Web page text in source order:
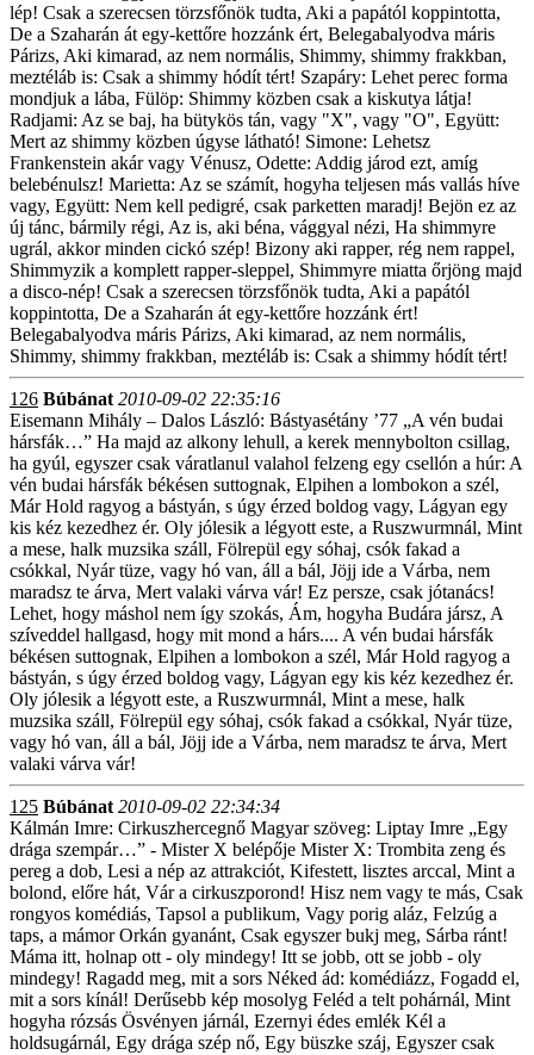
lép! Csak a szerecsen törzsfőnök tudta, Aki a papától koppintotta,
De a Szaharán át egy-kettőre hozzánk ért, Belegabalyodva máris
Párizs, Aki kimarad, az nem normális, Shimmy, shimmy frakkban,
meztéláb is: Csak a shimmy hódít tért! Szapáry: Lehet perec forma
mondjuk a lába, Fülöp: Shimmy közben csak a kiskutya látja!
Radjami: Az se baj, ha bütykös tán, vagy "X", vagy "O", Együtt:
Mert az shimmy közben úgyse látható! Simone: Lehetsz
Frankenstein akár vagy Vénusz, Odette: Addig járod ezt, amíg
belebénulsz! Marietta: Az se számít, hogyha teljesen más vallás híve
vagy, Együtt: Nem kell pedigré, csak parketten maradj! Bejön ez az
új tánc, bármily régi, Az is, aki béna, vággyal nézi, Ha shimmyre
ugrál, akkor minden cickó szép! Bizony aki rapper, rég nem rappel,
Shimmyzik a komplett rapper-sleppel, Shimmyre miatta őrjöng majd
a disco-nép! Csak a szerecsen törzsfőnök tudta, Aki a papától
koppintotta, De a Szaharán át egy-kettőre hozzánk ért!
Belegabalyodva máris Párizs, Aki kimarad, az nem normális,
Shimmy, shimmy frakkban, meztéláb is: Csak a shimmy hódít tért!
126 Búbánat 2010-09-02 22:35:16
Eisemann Mihály – Dalos László: Bástyasétány ’77 „A vén budai
hársfák…” Ha majd az alkony lehull, a kerek mennybolton csillag,
ha gyúl, egyszer csak váratlanul valahol felzeng egy csellón a húr: A
vén budai hársfák békésen suttognak, Elpihen a lombokon a szél,
Már Hold ragyog a bástyán, s úgy érzed boldog vagy, Lágyan egy
kis kéz kezedhez ér. Oly jólesik a légyott este, a Ruszwurmnál, Mint
a mese, halk muzsika száll, Fölrepül egy sóhaj, csók fakad a
csókkal, Nyár tüze, vagy hó van, áll a bál, Jöjj ide a Várba, nem
maradsz te árva, Mert valaki várva vár! Ez persze, csak jótanács!
Lehet, hogy máshol nem így szokás, Ám, hogyha Budára jársz, A
szíveddel hallgasd, hogy mit mond a hárs.... A vén budai hársfák
békésen suttognak, Elpihen a lombokon a szél, Már Hold ragyog a
bástyán, s úgy érzed boldog vagy, Lágyan egy kis kéz kezedhez ér.
Oly jólesik a légyott este, a Ruszwurmnál, Mint a mese, halk
muzsika száll, Fölrepül egy sóhaj, csók fakad a csókkal, Nyár tüze,
vagy hó van, áll a bál, Jöjj ide a Várba, nem maradsz te árva, Mert
valaki várva vár!
125 Búbánat 2010-09-02 22:34:34
Kálmán Imre: Cirkuszhercegnő Magyar szöveg: Liptay Imre „Egy
drága szempár…” - Mister X belépője Mister X: Trombita zeng és
pereg a dob, Lesi a nép az attrakciót, Kifestett, lisztes arccal, Mint a
bolond, előre hát, Vár a cirkuszporond! Hisz nem vagy te más, Csak
rongyos komédiás, Tapsol a publikum, Vagy porig aláz, Felzúg a
taps, a mámor Orkán gyanánt, Csak egyszer bukj meg, Sárba ránt!
Máma itt, holnap ott - oly mindegy! Itt se jobb, ott se jobb - oly
mindegy! Ragadd meg, mit a sors Néked ád: komédiázz, Fogadd el,
mit a sors kínál! Derűsebb kép mosolyg Feléd a telt pohárnál, Mint
hogyha rózsás Ösvényen járnál, Ezernyi édes emlék Kél a
holdsugárnál, Egy drága szép nő, Egy büszke száj, Egyszer csak